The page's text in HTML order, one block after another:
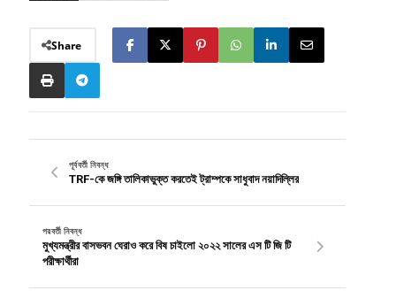
Share
পূর্ববর্তী নিবন্ধ
TRF-কে জঙ্গি তালিকাভুক্ত করতেই ট্রাম্পকে সাধুবাদ নয়াদিল্লির
পরবর্তী নিবন্ধ
মুখ্যমন্ত্রীর বাসভবন ঘেরাও করে বিষ চাইলো ২০২২ সালের এস টি জি টি
পরীক্ষার্থীরা